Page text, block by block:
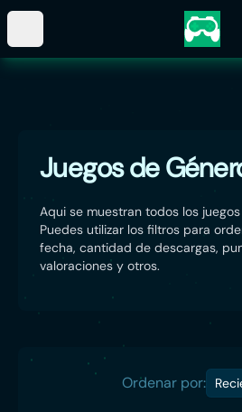
Juegos de
Aqui se muestran todos los
Puedes utilizar los filtros para
fecha, cantidad de descargas,
valoraciones y otros.
Ordenar por: